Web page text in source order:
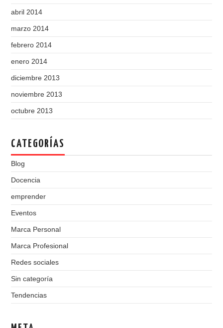
abril 2014
marzo 2014
febrero 2014
enero 2014
diciembre 2013
noviembre 2013
octubre 2013
CATEGORÍAS
Blog
Docencia
emprender
Eventos
Marca Personal
Marca Profesional
Redes sociales
Sin categoría
Tendencias